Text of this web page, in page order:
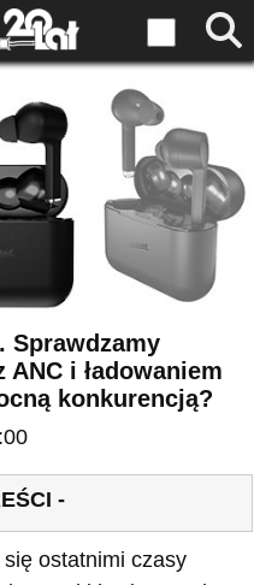
Sprawdzamy
ANC i ładowaniem
konkurencją?
-
ostatnimi czasy